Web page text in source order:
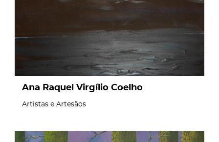
Ana Raquel Virgílio Coelho
Artistas e Artesãos
page